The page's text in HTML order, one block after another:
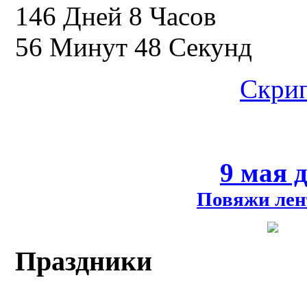
146 Дней 8 Часов
56 Минут 47 Секунд
9 мая
Повяжи
Праздники